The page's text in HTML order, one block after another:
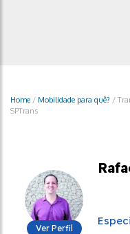
Home / Mobilidade para quê? /
SPTrans
Ver Perfil